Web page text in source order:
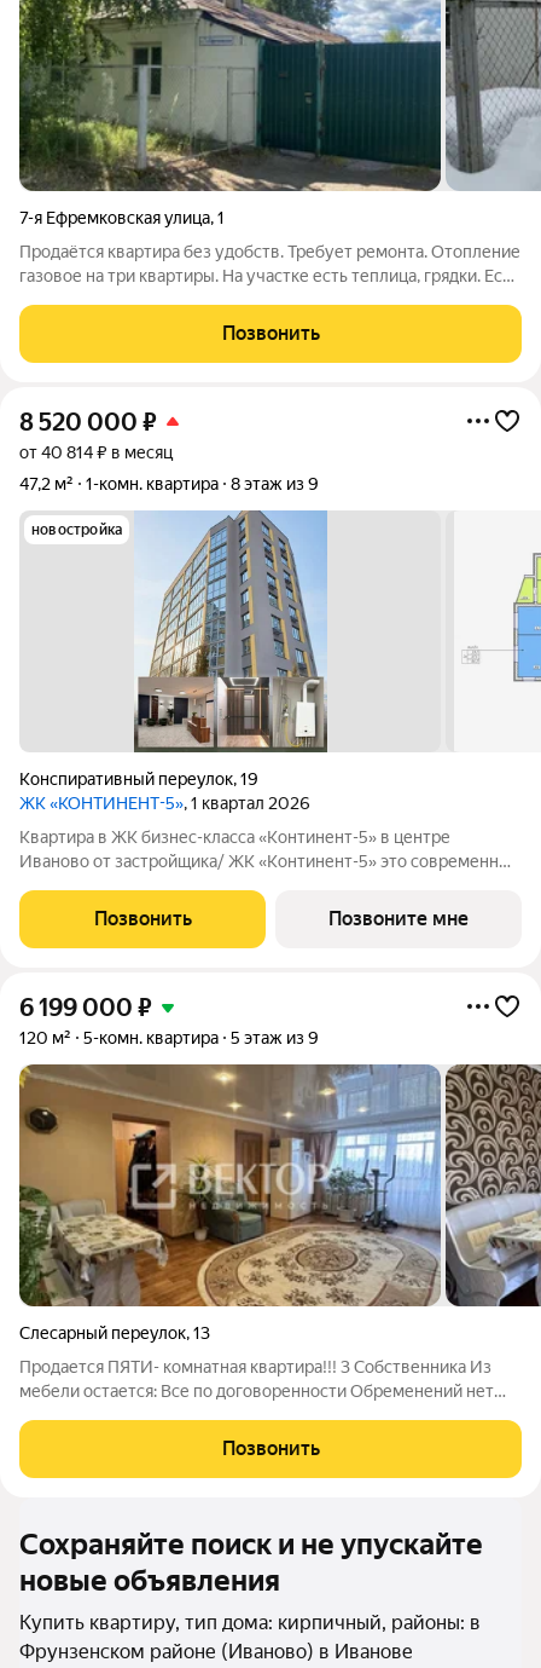
7-я Ефремковская улица,1
Продаётся квартира без удобств. Требует ремонта. Отопление
газовое на три квартиры. На участке есть теплица, грядки. Есть
Позвонить
8 520 000 ₽
от 40 814 ₽ в месяц
47,2 м²
1-комн. квартира 8 этаж из 9
новостройка
Конспиративный переулок,19
ЖК «КОНТИНЕНТ-5», 1 квартал 2026
Квартира в ЖК бизнес-класса «Континент-5» в центре
Иваново от застройщика/ ЖК «Континент-5» это современный
Закрытая территория, всего 62 квартиры, высокий уровень
комфорта для тех, кто ценит
Позвонить Позвоните мне
6 199 000 ₽
120 м² 5-комн. квартира 5 этаж из 9
Слесарный переулок,13
Продается ПЯТИ- комнатная квартира!!! 3 Собственника Из
мебели остается: Все по договоренности Обременений нет
ваpиант для большой семьи, кто xочeт пеpeеxaть из сельcкой
меcтнoсти или
Позвонить
Сохраняйте поиск и не упускайте
новые объявления
Купить квартиру, тип дома: кирпичный, районы: в
Фрунзенском районе (Иваново) в Иванове